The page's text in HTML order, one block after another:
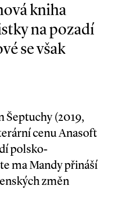
kniha
na pozadí
se však
Šeptuchy (2019,
cenu Anasoft
polsko­-
ma Mandy přináší
změn